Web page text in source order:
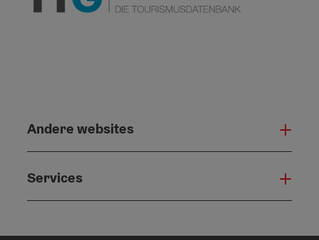
Andere websites
Services